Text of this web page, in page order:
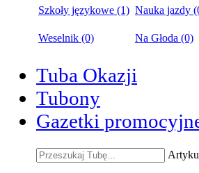
Szkoły językowe (1) Nauka jazdy
Weselnik (0)
Na Głoda (0)
Tuba Okazji
Tubony
Gazetki